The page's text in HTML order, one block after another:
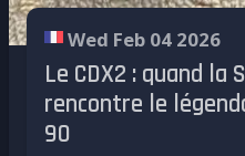
Wed Feb 04 2026
Le CDX2 : quand la
rencontre le
90